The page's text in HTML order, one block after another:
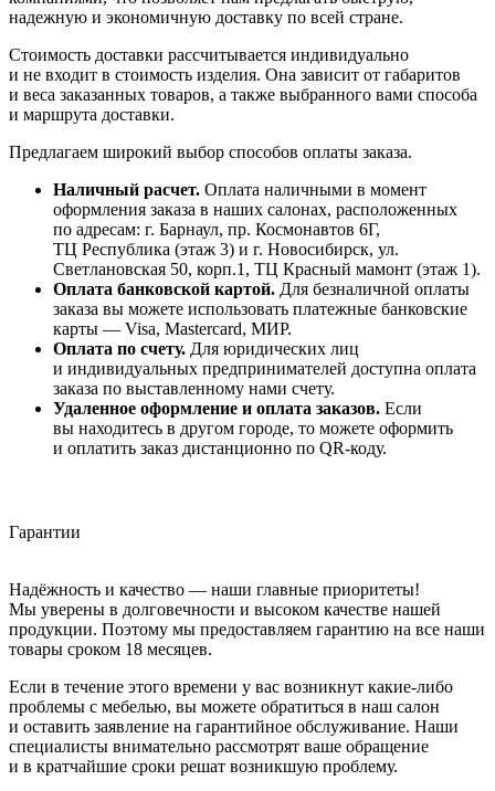
надежную и экономичную доставку по всей стране.
Стоимость доставки рассчитывается индивидуально
и не входит в стоимость изделия. Она зависит от габаритов
и веса заказанных товаров, а также выбранного вами способа
и маршрута доставки.
Предлагаем широкий выбор способов оплаты заказа.
Наличный расчет. Оплата наличными в момент
оформления заказа в наших салонах, расположенных
по адресам: г. Барнаул, пр. Космонавтов 6Г,
ТЦ Республика (этаж 3) и г. Новосибирск, ул.
Светлановская 50, корп.1, ТЦ Красный мамонт (этаж 1).
Оплата банковской картой. Для безналичной оплаты
заказа вы можете использовать платежные банковские
карты — Visa, Mastercard, МИР.
Оплата по счету. Для юридических лиц
и индивидуальных предпринимателей доступна оплата
заказа по выставленному нами счету.
Удаленное оформление и оплата заказов. Если
вы находитесь в другом городе, то можете оформить
и оплатить заказ дистанционно по QR-коду.
Гарантии
Надёжность и качество — наши главные приоритеты!
Мы уверены в долговечности и высоком качестве нашей
продукции. Поэтому мы предоставляем гарантию на все наши
товары сроком 18 месяцев.
Если в течение этого времени у вас возникнут какие-либо
проблемы с мебелью, вы можете обратиться в наш салон
и оставить заявление на гарантийное обслуживание. Наши
специалисты внимательно рассмотрят ваше обращение
и в кратчайшие сроки решат возникшую проблему.